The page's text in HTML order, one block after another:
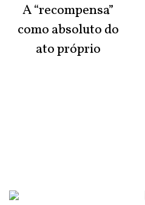
A “recompensa”
como absoluto do
ato próprio